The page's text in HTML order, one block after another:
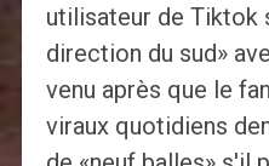
utilisateur de Tiktok
direction du sud»
venu après que le
viraux quotidiens